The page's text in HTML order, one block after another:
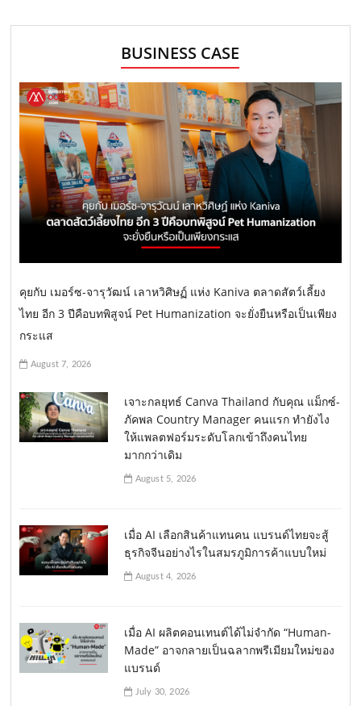
BUSINESS CASE
คุยกับ เมอร์ซ-จารุวัฒน์ เลาหวิศิษฏ์ แห่ง Kaniva ตลาดสัตว์เลี้ยง
ไทย อีก 3 ปีคือบทพิสูจน์ Pet Humanization จะยั่งยืนหรือเป็นเพียง
กระแส
August 7, 2026
เจาะกลยุทธ์ Canva Thailand กับคุณ แม็กซ์-
ภัคพล Country Manager คนแรก ทำยังไง
ให้แพลตฟอร์มระดับโลกเข้าถึงคนไทย
มากกว่าเดิม
August 5, 2026
เมื่อ AI เลือกสินค้าแทนคน แบรนด์ไทยจะสู้
ธุรกิจจีนอย่างไรในสมรภูมิการค้าแบบใหม่
August 4, 2026
เมื่อ AI ผลิตคอนเทนต์ได้ไม่จำกัด “Human-
Made” อาจกลายเป็นฉลากพรีเมียมใหม่ของ
แบรนด์
July 30, 2026